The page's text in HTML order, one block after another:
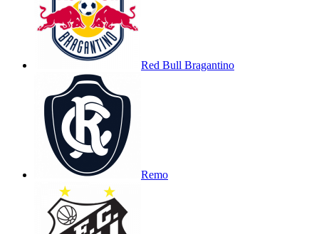
Red Bull Bragantino
Remo